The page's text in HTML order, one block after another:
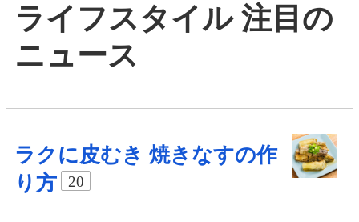
ライフスタイル 注目の
ニュース
ラクに皮むき 焼きなすの作
り方
20